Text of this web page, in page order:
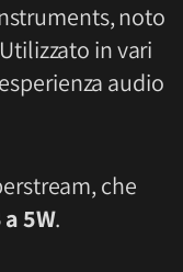
noto
in vari
audio
che
5W.